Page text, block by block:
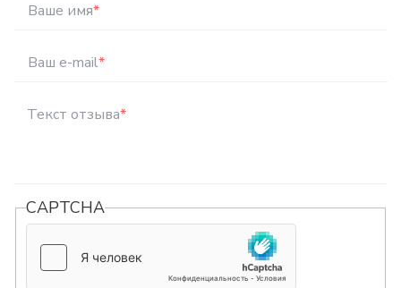
Ваше имя*
Ваш e-mail*
Текст отзыва*
CAPTCHA